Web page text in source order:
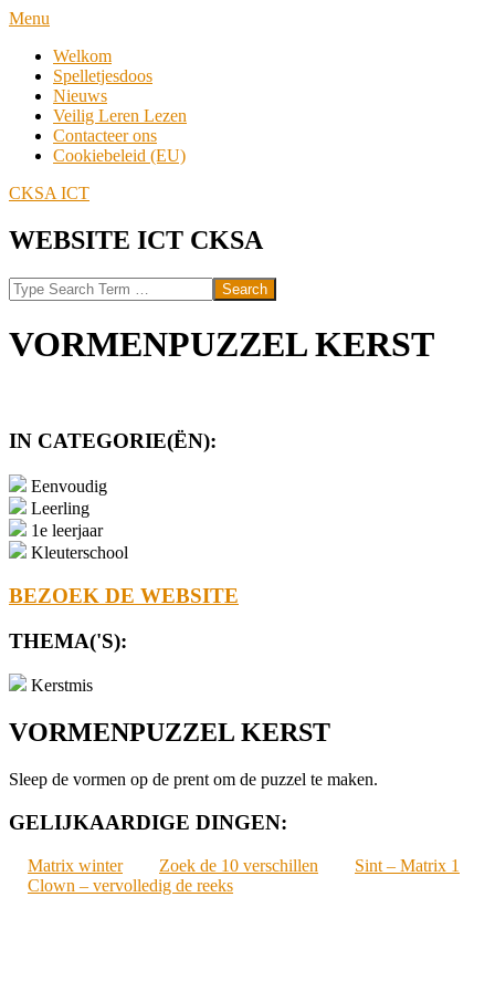
Skip
content
Navigation
Menu
Welkom
Spelletjesdoos
Nieuws
Veilig Leren Lezen
Contacteer ons
Cookiebeleid (EU)
CKSA ICT
WEBSITE ICT CKSA
Search
VORMENPUZZEL KERST
IN CATEGORIE(ËN):
Eenvoudig
Leerling
1e leerjaar
Kleuterschool
BEZOEK DE WEBSITE
THEMA('S):
Kerstmis
VORMENPUZZEL KERST
Sleep de vormen op de prent om de puzzel te maken.
GELIJKAARDIGE DINGEN:
Matrix winter Zoek de 10 verschillen
Sint – Matrix 1
Clown – vervolledig de reeks